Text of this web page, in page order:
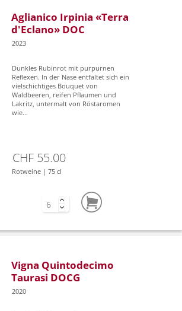
Aglianico Irpinia «Terra
d'Eclano» DOC
2023
Dunkles Rubinrot mit purpurnen
Reflexen. In der Nase entfaltet sich ein
vielschichtiges Bouquet von
Waldbeeren, reifen Pflaumen und
Lakritz, untermalt von Röstaromen
wie...
CHF 55.00
Rotweine | 75 cl
Vigna Quintodecimo
Taurasi DOCG
2020